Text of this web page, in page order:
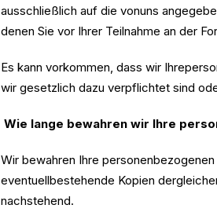
ausschließlich auf die vonuns
denen Sie vor Ihrer Teilnahme an der
Es kann vorkommen, dass wir
wir gesetzlich dazu verpflichtet sind
Wie lange bewahren wir Ihre
Wir bewahren Ihre
eventuellbestehende Kopien
nachstehend.